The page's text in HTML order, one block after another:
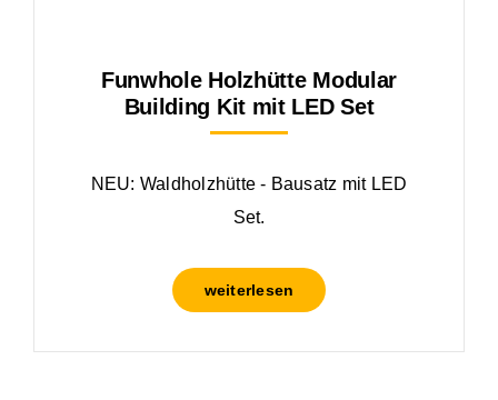
Funwhole Holzhütte Modular
Building Kit mit LED Set
NEU: Waldholzhütte - Bausatz mit LED
Set.
weiterlesen